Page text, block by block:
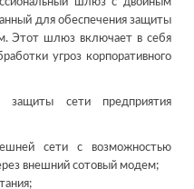
для обеспечения защиты
Этот шлюз включает в себя
угроз корпоративного
защиты сети предприятия
сети с возможностью
внешний сотовый модем;